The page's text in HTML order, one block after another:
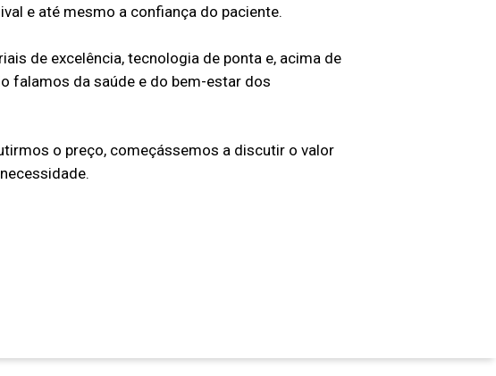
e até mesmo a confiança do paciente.
de excelência, tecnologia de ponta e, acima de
falamos da saúde e do bem-estar dos
o preço, começássemos a discutir o valor